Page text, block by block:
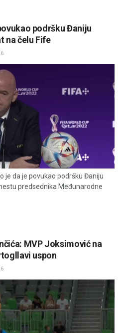
podršku Đaniju
na čelu Fife
je da je povukao podršku Đaniju
predsednika Međunarodne
MVP Joksimović na
uspon